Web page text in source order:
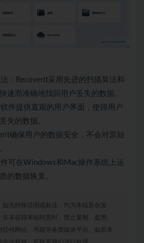
：Recoverit采用先进的扫描算法和
速而准确地找回用户丢失的数据。
件提供直观的用户界面，使得用户
失的数据。
确保用户的数据安全，不会对原始
可在Windows和Mac操作系统上运
的数据恢复。
如无特殊说明或标注，均为本站原创发
未征得本站同意时，禁止复制、盗用、
任何网站、书籍等各类媒体平台。如若本